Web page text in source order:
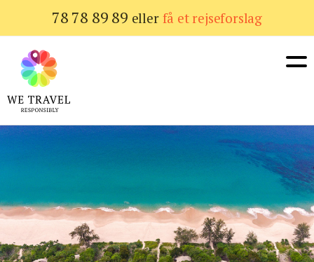
til
hovedindhold
78 78 89 89 eller få et rejseforslag